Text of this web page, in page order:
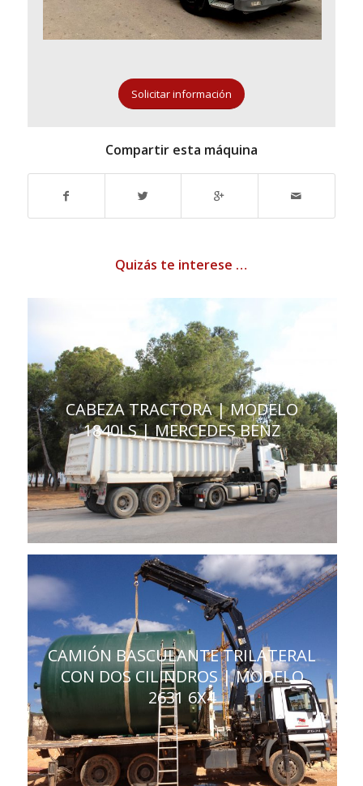
Solicitar información
Compartir esta máquina
Quizás te interese …
CABEZA TRACTORA | MODELO
1840LS | MERCEDES BENZ
CAMIÓN BASCULANTE TRILATERAL
CON DOS CILINDROS | MODELO
2631 6X4